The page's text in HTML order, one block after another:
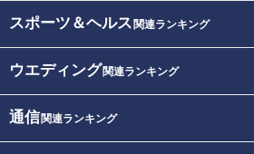
スポーツ＆ヘルス 関連ランキング
ウエディング関連ランキング
通信関連ランキング